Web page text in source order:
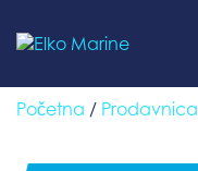
content
Početna / Prodavnica